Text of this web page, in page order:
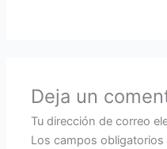
Deja un
Tu dirección de correo
Los campos